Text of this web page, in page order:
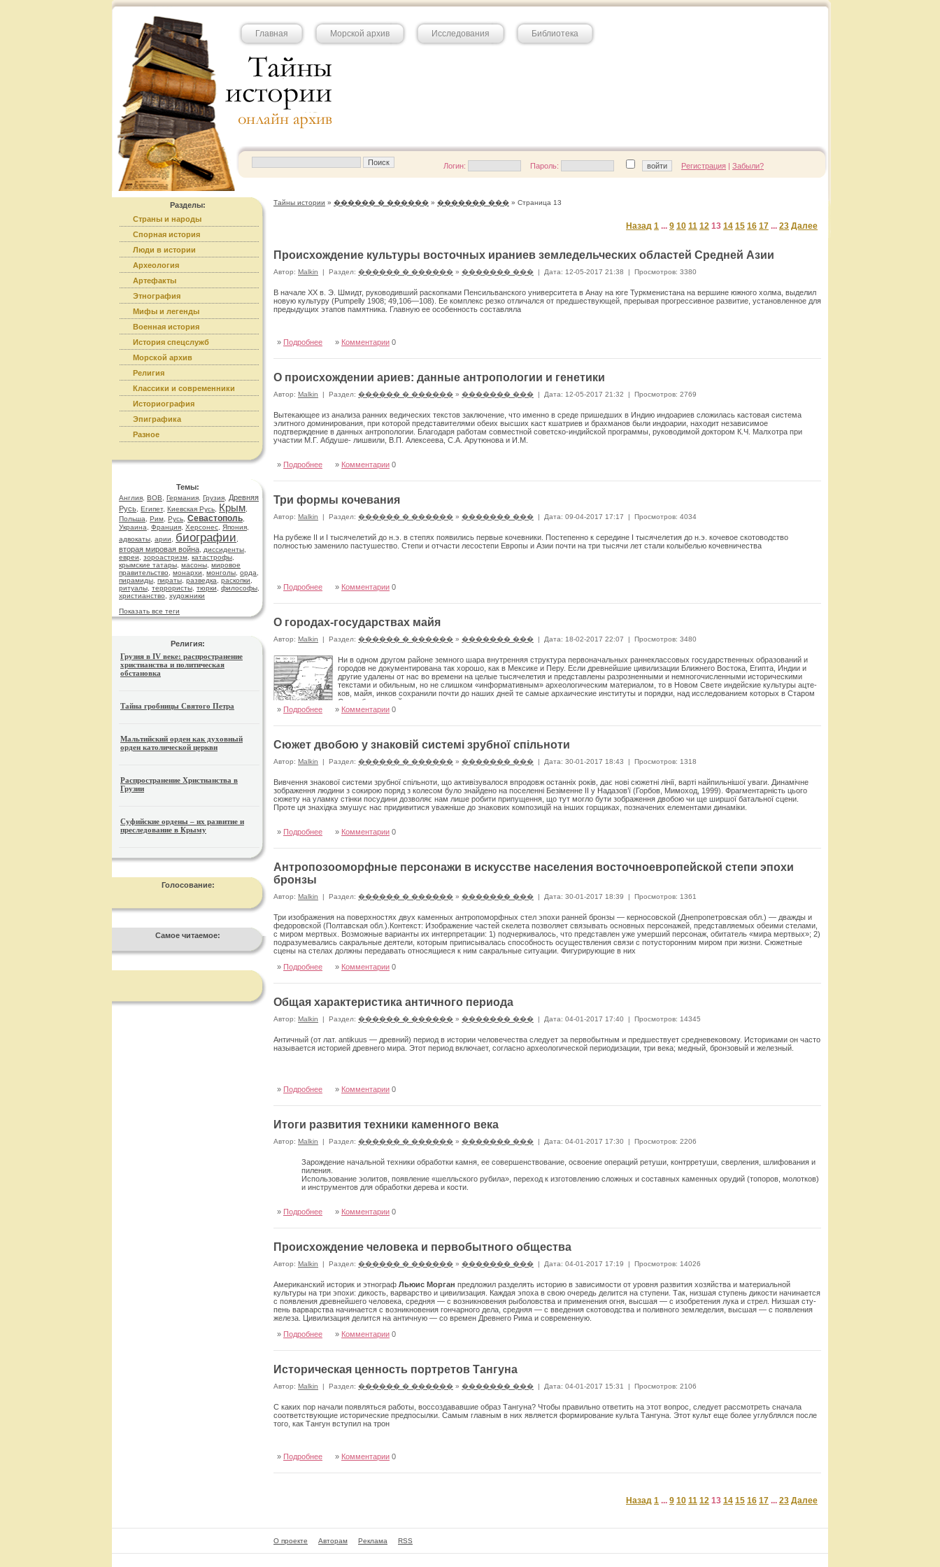
Главная Морской архив Исследования Библиотека
Логин: Пароль: Регистрация | Забыли?
Разделы:
Страны и народы
Спорная история
Люди в истории
Археология
Артефакты
Этнография
Мифы и легенды
Военная история
История спецслужб
Морской архив
Религия
Классики и современники
Историография
Эпиграфика
Разное
Темы:
Англия ВОВ Германия Грузия
Древняя
Русь Египет, Киевская Русь Крым
Польша
Рим Русь Севастополь
Украина
Франция Херсонес Япония
адвокаты арии биографии
вторая мировая война диссиденты
евреи
зороастризм катастрофы
крымские татары масоны мировое
правительство
монархи монголы орда
пирамиды пираты разведка раскопки
ритуалы террористы тюрки философы
христианство
художники
Показать все теги
Религия:
Грузия в IV веке: распространение
христианства и политическая
обстановка
Тайна гробницы Святого Петра
Мальтийский орден как духовный
орден католической церкви
Распространение Христианства в
Грузии
Суфийские ордены – их развитие и
преследование в Крыму
Голосование:
Самое читаемое:
Тайны истории » ������ � ������ » ������� ��� » Страница 13
Назад 1 ... 9 10 11 12 13 14 15 16 17 ... 23 Далее
Происхождение культуры восточных ираниев земледельческих областей Средней Азии
Автор: Malkin | Раздел: ������ � ������ » ������� ��� | Дата: 12-05-2017 21:38 | Просмотров: 3380
В начале XX в. Э. Шмидт, руководивший раскопками Пенсильванс­кого университета в Анау на юге Туркменистана на вершине южного холма, выделил
новую культуру (Pumpelly 1908; 49,106—108). Ее ком­плекс резко отличался от предшествующей, прерывая прогрессивное развитие, установленное для
предыдущих этапов памятника. Глав­ную ее особенность составляла
» Подробнее » Комментарии 0
О происхождении ариев: данные антропологии и генетики
Автор: Malkin | Раздел: ������ � ������ » ������� ��� | Дата: 12-05-2017 21:32 | Просмотров: 2769
Вытекающее из анализа ранних ведических текстов заключение, что именно в среде пришедших в Индию индоариев сложилась кас­товая система
элитного доминирования, при которой представите­лями обеих высших каст кшатриев и брахманов были индоарии, находит независимое
подтверждение в данных антропологии. Благодаря работам совместной советско-индийской программы, руководимой доктором К.Ч. Малхотра при
участии М.Г. Абдуше- лишвили, В.П. Алексеева, С.А. Арутюнова и И.М.
» Подробнее » Комментарии 0
Три формы кочевания
Автор: Malkin | Раздел: ������ � ������ » ������� ��� | Дата: 09-04-2017 17:17 | Просмотров: 4034
На рубеже II и I тысячелетий до н.э. в степях появились первые ко­чевники. Постепенно к середине I тысячелетия до н.э. кочевое ското­водство
полностью заменило пастушество. Степи и отчасти лесостепи Европы и Азии почти на три тысячи лет стали колыбелью кочевниче­ства
» Подробнее » Комментарии 0
О городах-государствах майя
Автор: Malkin | Раздел: ������ � ������ » ������� ��� | Дата: 18-02-2017 22:07 | Просмотров: 3480
Ни в одном другом районе земного шара внутренняя структура перво­начальных раннеклассовых государственных образований и
городов не документирована так хорошо, как в Мексике и Перу. Если древнейшие цивилизации Ближнего Востока, Египта, Индии и
другие удалены от нас во времени на целые тысячелетия и представлены разроз­ненными и немногочисленными историческими
текстами и обильным, но не слишком «ин­формативным» археологическим материалом, то в Новом Свете индейские культуры ацте­
ков, майя, инков сохранили почти до наших дней те самые архаические институты и поряд­ки, над исследованием которых в Старом
Свете бьются сейчас ученые многих стран
Смотреть
» Подробнее » Комментарии 0
Сюжет двобою у знаковій системі зрубної спільноти
Автор: Malkin | Раздел: ������ � ������ » ������� ��� | Дата: 30-01-2017 18:43 | Просмотров: 1318
Вивчення знакової системи зрубної спільноти, що активізувалося впродовж останніх років, дає нові сюжетні лінії, варті найпильнішої уваги. Динамічне
зображення людини з сокирою поряд з колесом бу­ло знайдено на поселенні Безіменне ІІ у Надазов’ї (Горбов, Мимоход, 1999). Фрагментарність цього
сюжету на уламку стінки посудини дозволяє нам лише робити припущення, що тут могло бути зоб­раження двобою чи ще ширшої батальної сцени.
Проте ця знахідка змушує нас придивитися уважн­іше до знакових композицій на інших горщиках, позначених елементами динаміки.
» Подробнее » Комментарии 0
Антропозооморфные персонажи в искусстве населения восточноевропейской степи эпохи
бронзы
Автор: Malkin | Раздел: ������ � ������ » ������� ��� | Дата: 30-01-2017 18:39 | Просмотров: 1361
Три изображения на по­верхностях двух каменных антропоморфных стел эпохи ранней бронзы — керносовской (Днепропет­ровская обл.) — дважды и
федоровской (Полтав­ская обл.).Контекст: Изображение частей скелета позво­ляет связывать основных персонажей, представля­емых обеими стелами,
с миром мертвых. Возмож­ные варианты их интерпретации: 1) подчеркивалось, что представлен уже умерший персонаж, обитатель «мира мертвых»; 2)
подразумевались сакральные деятели, которым приписывалась способность осу­ществления связи с потусторонним миром при жиз­ни. Сюжетные
сцены на стелах должны передавать относящиеся к ним сакральные ситуации. Фигури­рующие в них
» Подробнее » Комментарии 0
Общая характеристика античного периода
Автор: Malkin | Раздел: ������ � ������ » ������� ��� | Дата: 04-01-2017 17:40 | Просмотров: 14345
Античный (от лат. antikuus — древний) период в ис­тории человечества следует за первобытным и предше­ствует средневековому. Историками он часто
называется историей древнего мира. Этот период включает, согласно археологической периодизации, три века; медный, брон­зовый и железный.
» Подробнее » Комментарии 0
Итоги развития техники каменного века
Автор: Malkin | Раздел: ������ � ������ » ������� ��� | Дата: 04-01-2017 17:30 | Просмотров: 2206
Зарождение начальной техники обработки камня, ее совершенствование, освоение операций ретуши, контр­ретуши, сверления, шлифования и
пиления.
Использование эолитов, появление «шелльского ру­била», переход к изготовлению сложных и составных ка­менных орудий (топоров, молотков)
и инструментов для обработки дерева и кости.
» Подробнее » Комментарии 0
Происхождение человека и первобытного общества
Автор: Malkin | Раздел: ������ � ������ » ������� ��� | Дата: 04-01-2017 17:19 | Просмотров: 14026
Американский историк и этнограф Льюис Морган предложил разделять историю в зависимости от уровня развития хозяйства и материальной
культуры на три эпохи: дикость, варварство и цивилизация. Каждая эпоха в свою очередь делится на ступени. Так, низшая ступень дикости начинается
с появления древнейшего человека, средняя — с возникновения рыболовства и применения огня, высшая — с изобретения лука и стрел. Низшая сту­
пень варварства начинается с возникновения гончарного дела, средняя — с введения скотоводства и поливного земледелия, высшая — с появления
железа. Цивилизация делится на античную — со времен Древнего Рима и со­временную.
» Подробнее » Комментарии 0
Историческая ценность портретов Тангуна
Автор: Malkin | Раздел: ������ � ������ » ������� ��� | Дата: 04-01-2017 15:31 | Просмотров: 2106
С каких пор начали появляться работы, воссоздававшие образ Тангуна? Чтобы правильно ответить на этот вопрос, следует рассмотреть сначала
соответствующие исторические предпосылки. Самым главным в них является формирование культа Тангуна. Этот культ еще более углублялся после
того, как Тангун вступил на трон
» Подробнее » Комментарии 0
Назад 1 ... 9 10 11 12 13 14 15 16 17 ... 23 Далее
О проекте Авторам Реклама RSS